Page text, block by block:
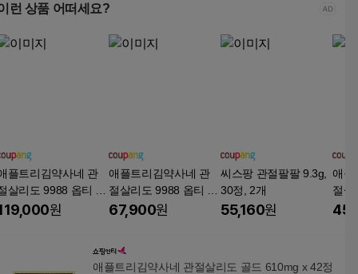
런 상품 어떠세요?
플트리김약사네 관
살리도 9988 옵티 M
30정, 6개
원
애플트리김약사네 관
절살리도 9988 옵티 M
SM, 30정, 2개
67,900원
씨스팡 관절팔팔 9.3g,
30정, 2개
55,160원
애플
절살
애플트리김약사네 관절살리도 골드 610mg x 42정